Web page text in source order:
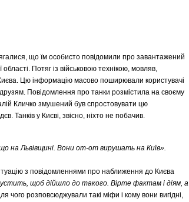
що їм особисто повідомили про завантажений
Потяг із військовою технікою, мовляв,
Цю інформацію масово поширювали користувачі
Повідомлення про танки розмістила на своєму
Кличко змушений був спростовувати цю
Танків у Києві, звісно, ніхто не побачив.
на Львівщині. Вони от-от вирушать на Київ».
з повідомленнями про наближення до Києва
щоб дійшло до такого. Вірте фактам і діям, а
чого розповсюджували такі міфи і кому вони вигідні,